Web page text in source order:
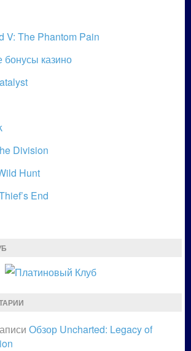
V: The Phantom Pain
бонусы казино
Division
Hunt
End
Обзор Uncharted: Legacy of